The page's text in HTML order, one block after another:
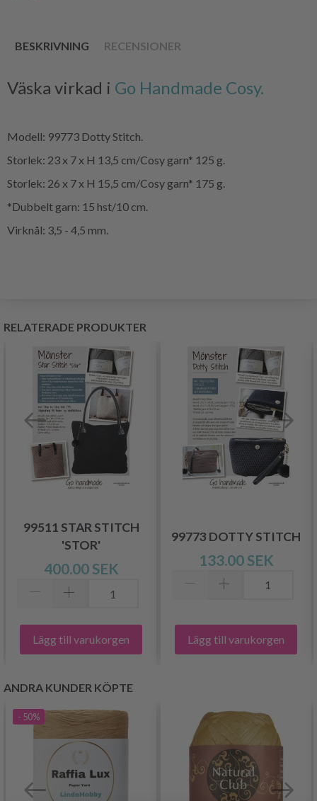
BESKRIVNING RECENSIONER
Väska virkad i Go Handmade Cosy.
Modell: 99773 Dotty Stitch.
Storlek: 23 x 7 x H 13,5 cm/Cosy garn* 125 g.
Storlek: 26 x 7 x H 15,5 cm/Cosy garn* 175 g.
*Dubbelt garn: 15 hst/10 cm.
Virknål: 3,5 - 4,5 mm.
RELATERADE PRODUKTER
99511 STAR STITCH
'STOR'
400.00 SEK
Lägg till varukorgen
99773 DOTTY STITCH
133.00 SEK
Lägg till varukorgen
ANDRA KUNDER KÖPTE
- 50%